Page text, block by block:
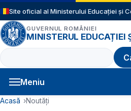
Sari la conținutul principal
Site oficial al Ministerului Educației și
GUVERNUL ROMÂNIEI
MINISTERUL EDUCAȚIEI
Caută
Meniu
Navigație principală
Cale de navigare
Acasă Noutăți